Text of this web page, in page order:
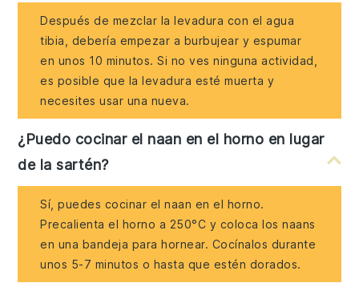
Después de mezclar la levadura con el agua
tibia, debería empezar a burbujear y espumar
en unos 10 minutos. Si no ves ninguna actividad,
es posible que la levadura esté muerta y
necesites usar una nueva.
¿Puedo cocinar el naan en el horno en lugar
de la sartén?
Sí, puedes cocinar el naan en el horno.
Precalienta el horno a 250°C y coloca los naans
en una bandeja para hornear. Cocínalos durante
unos 5-7 minutos o hasta que estén dorados.